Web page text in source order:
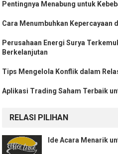
Pentingnya Menabung untuk
Cara Menumbuhkan Kepercayaan
Perusahaan Energi Surya
Berkelanjutan
Tips Mengelola Konflik dalam
Aplikasi Trading Saham Terbaik
RELASI PILIHAN
Ide Acara Menarik